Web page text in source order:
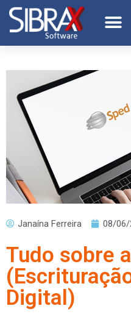
Janaína Ferreira 08/06/
Tudo sobre
Digital)